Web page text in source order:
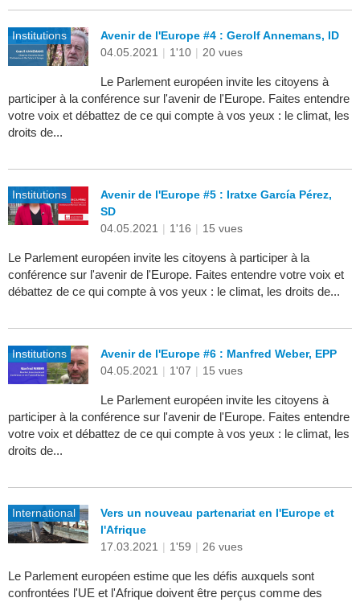
Institutions
Avenir de l'Europe #4 : Gerolf Annemans, ID
04.05.2021 | 1'10 | 20 vues
Le Parlement européen invite les citoyens à
participer à la conférence sur l'avenir de l'Europe. Faites entendre
votre voix et débattez de ce qui compte à vos yeux : le climat, les
droits de...
Institutions
Avenir de l'Europe #5 : Iratxe García Pérez,
SD
04.05.2021 | 1'16 | 15 vues
Le Parlement européen invite les citoyens à participer à la
conférence sur l'avenir de l'Europe. Faites entendre votre voix et
débattez de ce qui compte à vos yeux : le climat, les droits de...
Institutions
Avenir de l'Europe #6 : Manfred Weber, EPP
04.05.2021 | 1'07 | 15 vues
Le Parlement européen invite les citoyens à
participer à la conférence sur l'avenir de l'Europe. Faites entendre
votre voix et débattez de ce qui compte à vos yeux : le climat, les
droits de...
International
Vers un nouveau partenariat en l'Europe et
l'Afrique
17.03.2021 | 1'59 | 26 vues
Le Parlement européen estime que les défis auxquels sont
confrontées l'UE et l'Afrique doivent être perçus comme des